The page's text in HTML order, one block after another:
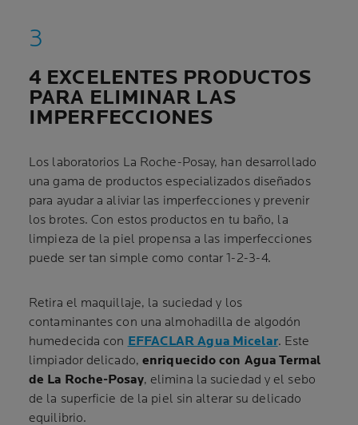
4 EXCELENTES PRODUCTOS
PARA ELIMINAR LAS
IMPERFECCIONES
Los laboratorios La Roche-Posay, han desarrollado
una gama de productos especializados diseñados
para ayudar a aliviar las imperfecciones y prevenir
los brotes. Con estos productos en tu baño, la
limpieza de la piel propensa a las imperfecciones
puede ser tan simple como contar 1-2-3-4.
Retira el maquillaje, la suciedad y los
contaminantes con una almohadilla de algodón
humedecida con EFFACLAR Agua Micelar. Este
limpiador delicado, enriquecido con Agua Termal
de La Roche-Posay, elimina la suciedad y el sebo
de la superficie de la piel sin alterar su delicado
equilibrio.